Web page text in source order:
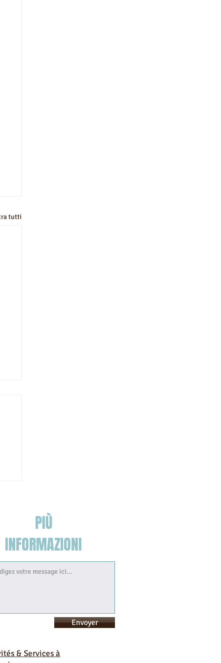
tutti
PIÙ
INFORMAZIONI
Envoyer
& Services à